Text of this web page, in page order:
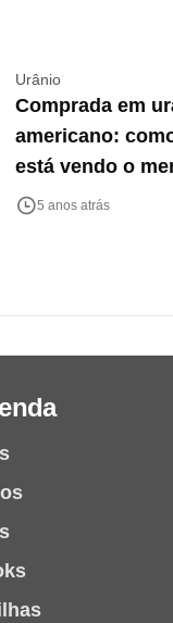
Urânio
Comprada em
americano:
está vendo o
5 anos atrás